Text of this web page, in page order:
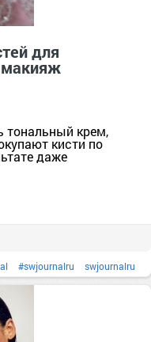
для
макияж
тональный крем,
кисти по
даже
#swjournalru swjournalru